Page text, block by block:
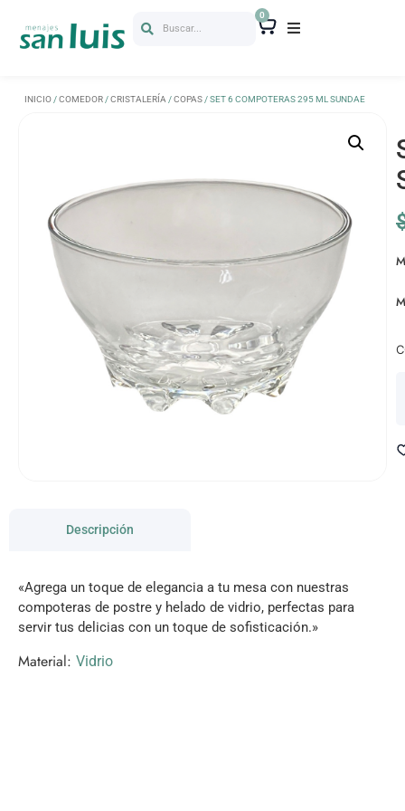
Buscar...
0
INICIO /COMEDOR /CRISTALERÍA /COPAS / SET 6 COMPOTERAS 295 ML SUNDAE
Descripción
«Agrega un toque de elegancia a tu mesa con nuestras
compoteras de postre y helado de vidrio, perfectas para
servir tus delicias con un toque de sofisticación.»
Material: Vidrio